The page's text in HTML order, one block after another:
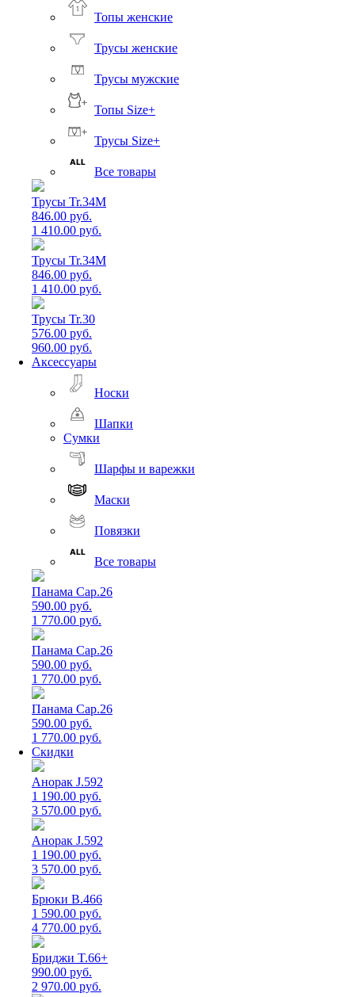
Топы женские
Трусы женские
Трусы мужские
Топы Size+
Трусы Size+
Все товары
Трусы Tr.34M
846.00 руб.
1 410.00 руб.
Трусы Tr.34M
846.00 руб.
1 410.00 руб.
Трусы Tr.30
576.00 руб.
960.00 руб.
Аксессуары
Носки
Шапки
Сумки
Шарфы и варежки
Маски
Повязки
Все товары
Панама Cap.26
590.00 руб.
1 770.00 руб.
Панама Cap.26
590.00 руб.
1 770.00 руб.
Панама Cap.26
590.00 руб.
1 770.00 руб.
Скидки
Анорак J.592
1 190.00 руб.
3 570.00 руб.
Анорак J.592
1 190.00 руб.
3 570.00 руб.
Брюки B.466
1 590.00 руб.
4 770.00 руб.
Бриджи T.66+
990.00 руб.
2 970.00 руб.